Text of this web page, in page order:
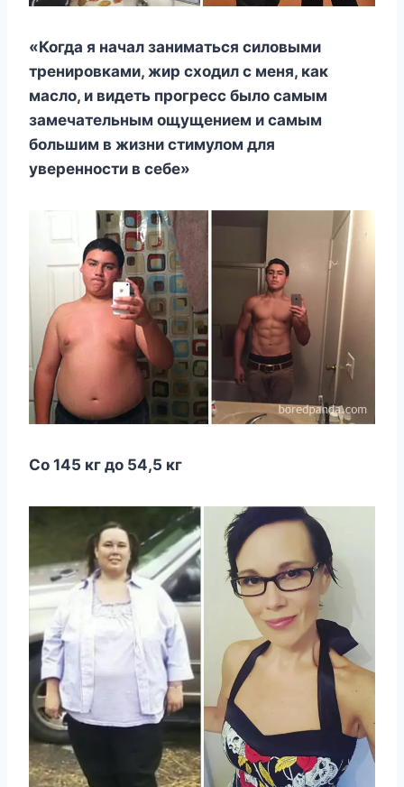
«Когда я начал заниматься силовыми
тренировками, жир сходил с меня, как
масло, и видеть прогресс было самым
замечательным ощущением и самым
большим в жизни стимулом для
уверенности в себе»
Со 145 кг до 54,5 кг